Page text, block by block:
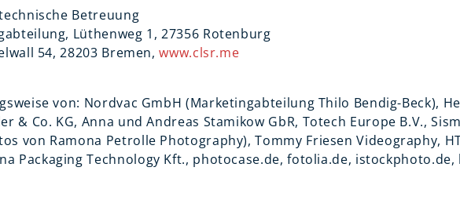
Betreuung
Lüthenweg 1, 27356 Rotenburg
54, 28203 Bremen,www.clsr.me
von: Nordvac GmbH (Marketingabteilung Thilo Bendig-Beck),
& Co. KG, Anna und Andreas Stamikow GbR, Totech Europe B.V.,
von Ramona Petrolle Photography),Tommy Friesen Videography,
Packaging Technology Kft., photocase.de, fotolia.de,